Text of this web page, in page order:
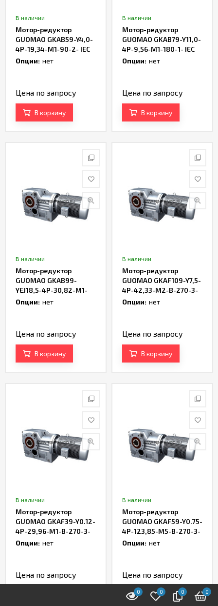
В наличии
Мотор-редуктор
GUOMAO GKAB59-Y4,0-
4P-19,34-M1-90-2- IEC
Опции: нет
Цена по запросу
В корзину
В наличии
Мотор-редуктор
GUOMAO GKAB79-Y11,0-
4P-9,56-M1-180-1- IEC
Опции: нет
Цена по запросу
В корзину
В наличии
Мотор-редуктор
GUOMAO GKAB99-
YEJ18,5-4P-30,82-M1-
180-4- IEC
Опции: нет
Цена по запросу
В корзину
В наличии
Мотор-редуктор
GUOMAO GKAF109-Y7,5-
4P-42,33-M2-В-270-3-
IEC
Опции: нет
Цена по запросу
В корзину
В наличии
Мотор-редуктор
GUOMAO GKAF39-Y0.12-
4P-29,96-M1-В-270-3-
IEC
Опции: нет
Цена по запросу
В наличии
Мотор-редуктор
GUOMAO GKAF59-Y0.75-
4P-123,85-M5-В-270-3-
IEC
Опции: нет
Цена по запросу
В корзину
0 0 0 0